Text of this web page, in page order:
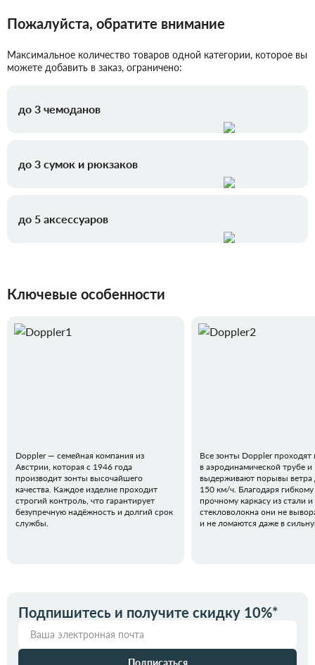
Пожалуйста, обратите внимание
Максимальное количество товаров одной категории, которое вы
можете добавить в заказ, ограничено:
до 3 чемоданов
до 3 сумок и рюкзаков
до 5 аксессуаров
Ключевые особенности
Doppler — семейная компания из
Австрии, которая с 1946 года
производит зонты высочайшего
качества. Каждое изделие проходит
строгий контроль, что гарантирует
безупречную надёжность и долгий срок
службы.
Все зонты Doppler проходят
в аэродинамической трубе и
выдерживают порывы ветра
150 км/ч. Благодаря
прочному каркасу из стали и
стекловолокна они не
и не ломаются даже в
Подпишитесь и получите скидку 10%*
Подписаться